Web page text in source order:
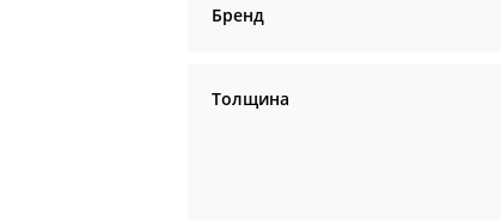
Бренд
Толщина